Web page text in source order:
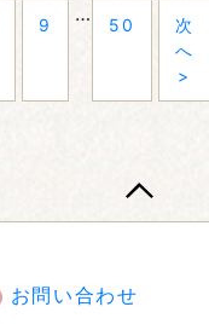
9 … 50
次
へ
>
お問い合わせ